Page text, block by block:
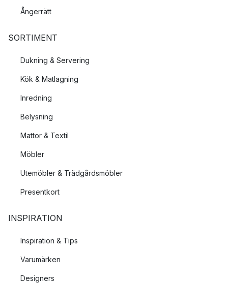
Ångerrätt
SORTIMENT
Dukning & Servering
Kök & Matlagning
Inredning
Belysning
Mattor & Textil
Möbler
Utemöbler & Trädgårdsmöbler
Presentkort
INSPIRATION
Inspiration & Tips
Varumärken
Designers